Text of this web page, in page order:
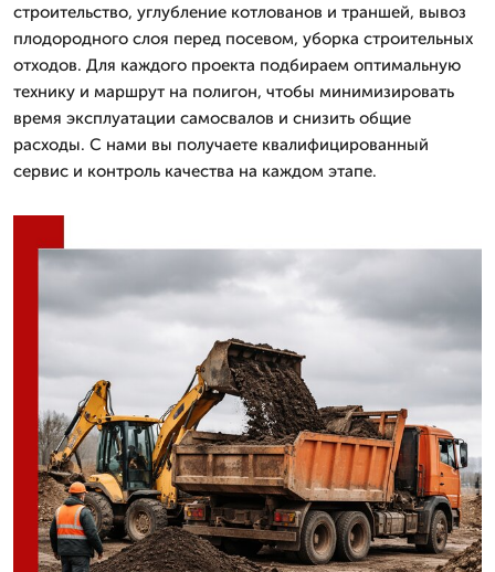
строительство, углубление котлованов и траншей, вывоз
плодородного слоя перед посевом, уборка строительных
отходов. Для каждого проекта подбираем оптимальную
технику и маршрут на полигон, чтобы минимизировать
время эксплуатации самосвалов и снизить общие
расходы. С нами вы получаете квалифицированный
сервис и контроль качества на каждом этапе.